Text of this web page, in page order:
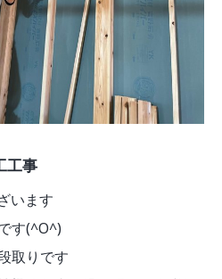
求
工事
います
す(^O^)
取りです